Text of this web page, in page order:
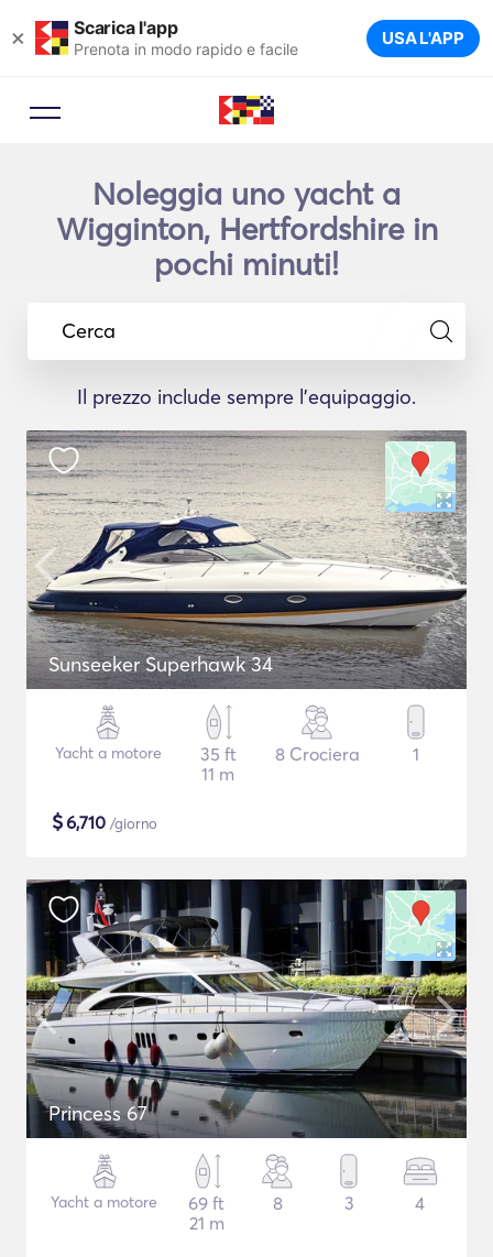
× Scarica l'app
Prenota in modo rapido e facile USA L'APP
Noleggia uno yacht a
Wigginton, Hertfordshire in
pochi minuti!
Cerca
Il prezzo include sempre l'equipaggio.
Sunseeker Superhawk 34
Yacht a motore
35 ft
11 m
8 Crociera 1
$6,710 /giorno
Princess 67
Yacht a motore
69 ft
21 m
8 3 4